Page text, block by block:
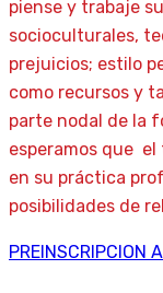
piense y trabaje
socioculturales,
prejuicios; estilo
como recursos y
parte nodal de la
esperamos que
en su práctica
posibilidades de
PREINSCRIPCION